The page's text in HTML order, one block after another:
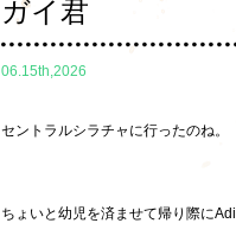
ガイ君
06.15th,2026
セントラルシラチャに行ったのね。
ちょいと幼児を済ませて帰り際に